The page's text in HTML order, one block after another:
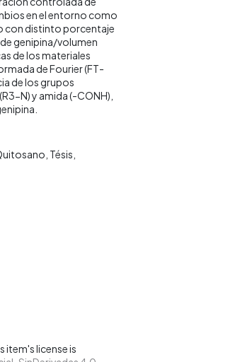
en el entorno como
con distinto porcentaje
genipina/volumen
de los materiales
de Fourier (FT-
de los grupos
N) y amida (-CONH),
Tésis
item's license is